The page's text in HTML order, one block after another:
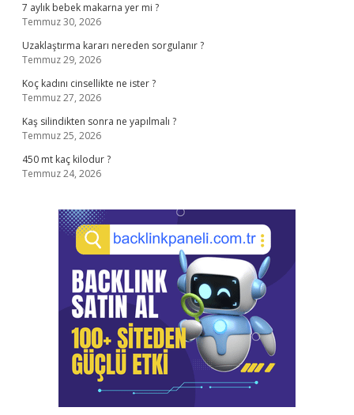
7 aylık bebek makarna yer mi ?
Temmuz 30, 2026
Uzaklaştırma kararı nereden sorgulanır ?
Temmuz 29, 2026
Koç kadını cinsellikte ne ister ?
Temmuz 27, 2026
Kaş silindikten sonra ne yapılmalı ?
Temmuz 25, 2026
450 mt kaç kilodur ?
Temmuz 24, 2026